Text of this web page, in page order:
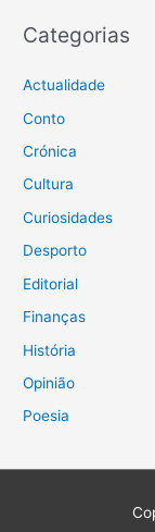
Categorias
Actualidade
Conto
Crónica
Cultura
Curiosidades
Desporto
Editorial
Finanças
História
Opinião
Poesia